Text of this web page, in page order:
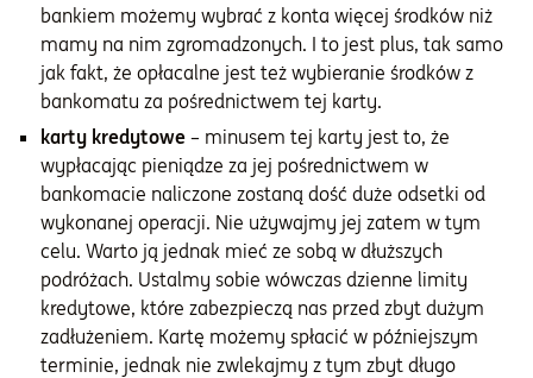
bankiem możemy wybrać z konta więcej środków niż
mamy na nim zgromadzonych. I to jest plus, tak samo
jak fakt, że opłacalne jest też wybieranie środków z
bankomatu za pośrednictwem tej karty.
karty kredytowe – minusem tej karty jest to, że
wypłacając pieniądze za jej pośrednictwem w
bankomacie naliczone zostaną dość duże odsetki od
wykonanej operacji. Nie używajmy jej zatem w tym
celu. Warto ją jednak mieć ze sobą w dłuższych
podróżach. Ustalmy sobie wówczas dzienne limity
kredytowe, które zabezpieczą nas przed zbyt dużym
zadłużeniem. Kartę możemy spłacić w późniejszym
terminie, jednak nie zwlekajmy z tym zbyt długo